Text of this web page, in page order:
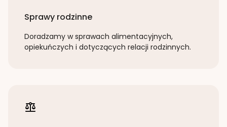
Sprawy rodzinne
Doradzamy w sprawach alimentacyjnych,
opiekuńczych i dotyczących relacji rodzinnych.